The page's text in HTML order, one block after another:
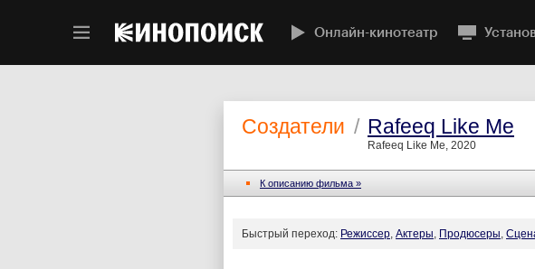
Онлайн-кинотеатр
Создатели / Rafeeq Like Me
Rafeeq Like Me, 2020
К описанию фильма »
Быстрый переход: Режиссер, Актеры, Продюсеры,